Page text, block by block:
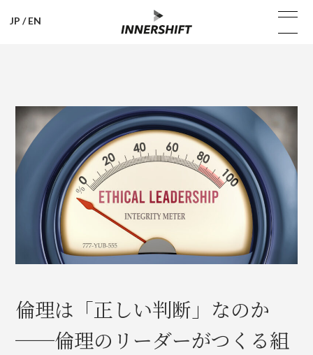
JP /EN
倫理は「正しい判断」なのか
──倫理のリーダーがつくる組